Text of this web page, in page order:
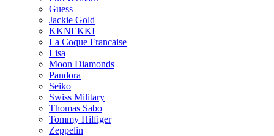
Guess
Jackie Gold
KKNEKKI
La Coque Francaise
Lisa
Moon Diamonds
Pandora
Seiko
Swiss Military
Thomas Sabo
Tommy Hilfiger
Zeppelin